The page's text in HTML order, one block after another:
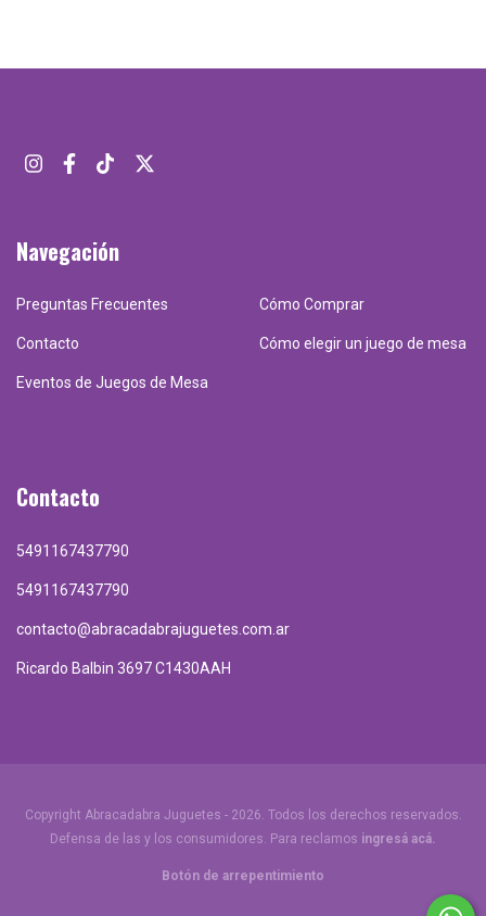
Navegación
Preguntas Frecuentes Cómo Comprar
Contacto Cómo elegir un juego de mesa
Eventos de Juegos de Mesa
Contacto
5491167437790
5491167437790
contacto@abracadabrajuguetes.com.ar
Ricardo Balbin 3697 C1430AAH
Copyright Abracadabra Juguetes - 2026. Todos los derechos reservados.
Defensa de las y los consumidores. Para reclamos ingresá acá.
Botón de arrepentimiento